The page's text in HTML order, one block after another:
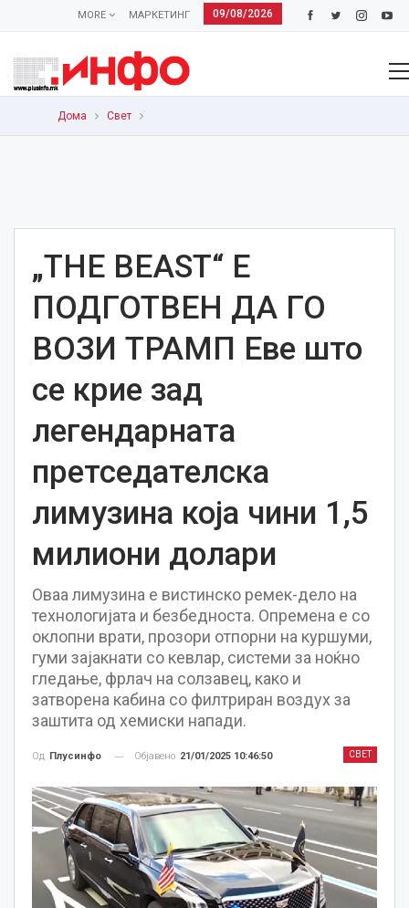
09/08/2026
МАРКЕТИНГ
MORE
Дома Свет
„THE BEAST“ Е
ПОДГОТВЕН ДА ГО
ВОЗИ ТРАМП Еве што
се крие зад
легендарната
претседателска
лимузина која чини 1,5
милиони долари
Оваа лимузина е вистинско ремек-дело на
технологијата и безбедноста. Опремена е со
оклопни врати, прозори отпорни на куршуми,
гуми зајакнати со кевлар, системи за ноќно
гледање, фрлач на солзавец, како и
затворена кабина со филтриран воздух за
заштита од хемиски напади.
СВЕТ
Од Плусинфо Објавено 21/01/2025 10:46:50